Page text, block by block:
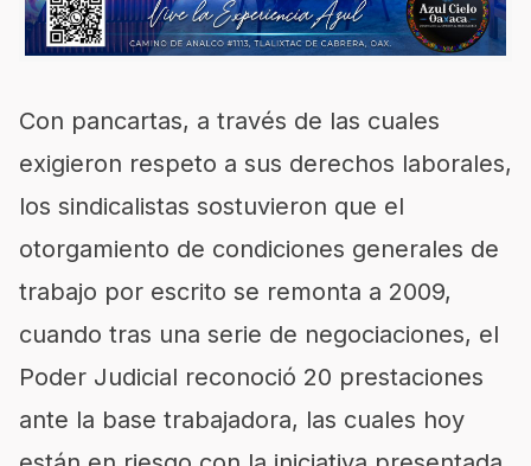
Con pancartas, a través de las cuales
exigieron respeto a sus derechos laborales,
los sindicalistas sostuvieron que el
otorgamiento de condiciones generales de
trabajo por escrito se remonta a 2009,
cuando tras una serie de negociaciones, el
Poder Judicial reconoció 20 prestaciones
ante la base trabajadora, las cuales hoy